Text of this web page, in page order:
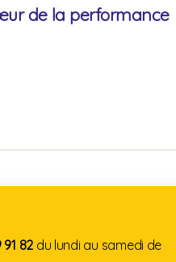
de la performance
91 82 du lundi au samedi de